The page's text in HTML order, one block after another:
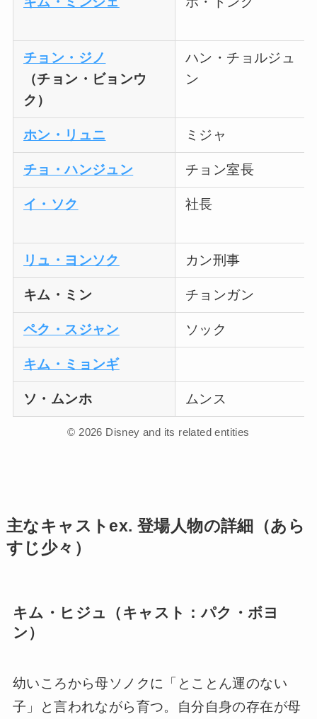
チョン・ジノ
（チョン・ビョンウ
ク）
ハン・チョルジュ
ン
ホン・リュニ ミジャ
チョ・ハンジュン チョン室長
イ・ソク 社長
リュ・ヨンソク カン刑事
キム・ミン チョンガン
ペク・スジャン ソック
キム・ミョンギ
ソ・ムンホ ムンス
© 2026 Disney and its related entities
主なキャストex. 登場人物の詳細（あら
すじ少々）
キム・ヒジュ（キャスト：パク・ボヨ
ン）
幼いころから母ソノクに「とことん運のない
子」と言われながら育つ。自分自身の存在が母